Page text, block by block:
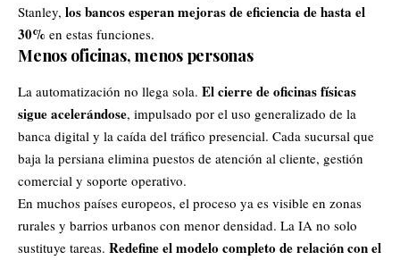
Stanley, los bancos esperan mejoras de eficiencia de hasta el
30% en estas funciones.
Menos oficinas, menos personas
La automatización no llega sola. El cierre de oficinas físicas
sigue acelerándose, impulsado por el uso generalizado de la
banca digital y la caída del tráfico presencial. Cada sucursal que
baja la persiana elimina puestos de atención al cliente, gestión
comercial y soporte operativo.
En muchos países europeos, el proceso ya es visible en zonas
rurales y barrios urbanos con menor densidad. La IA no solo
sustituye tareas. Redefine el modelo completo de relación con el